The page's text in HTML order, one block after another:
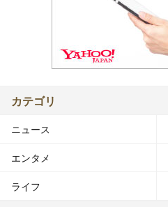
カテゴリ
ニュース
エンタメ
ライフ